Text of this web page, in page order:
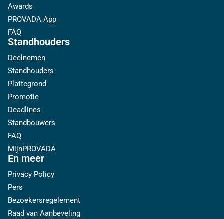
Awards
PROVADA App
FAQ
Standhouders
Deelnemen
Standhouders
Plattegrond
Promotie
Deadlines
Standbouwers
FAQ
MijnPROVADA
En meer
Privacy Policy
Pers
Bezoekersregelement
Raad van Aanbeveling